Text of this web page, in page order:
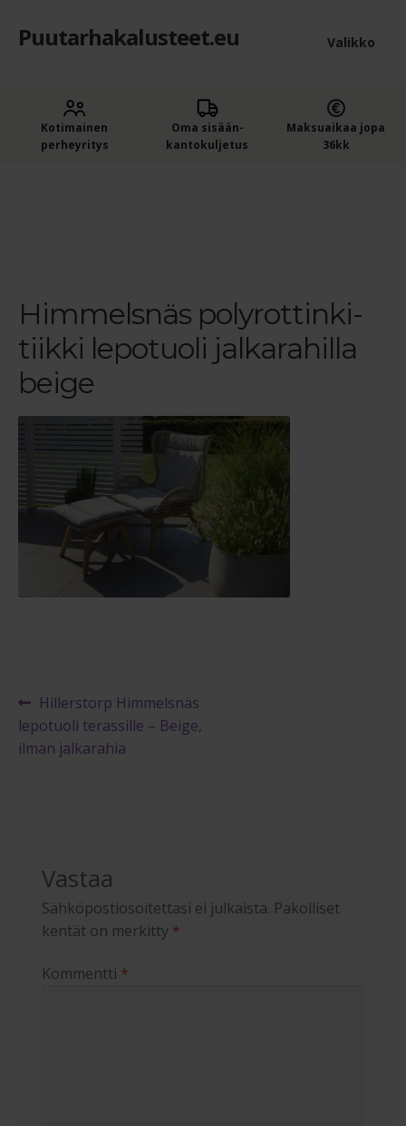
Siirry
Siirry
Puutarhakalusteet.eu Valikko
Puutarhakalusteet
Yleiset ehdot
Maksuehdot
Reklamaatiolomake
Palautuslomake
Kotimainen
perheyritys
Oma sisään­
kantokuljetus
Maksuaikaa jopa
36kk
Himmelsnäs polyrottinki-
tiikki lepotuoli jalkarahilla
beige
Artikkelien
selaus
Edellinen
artikkeli
Hillerstorp Himmelsnäs
lepotuoli terassille – Beige,
ilman jalkarahia
Vastaa
Sähköpostiosoitettasi ei julkaista. Pakolliset
kentät on merkitty *
Kommentti *